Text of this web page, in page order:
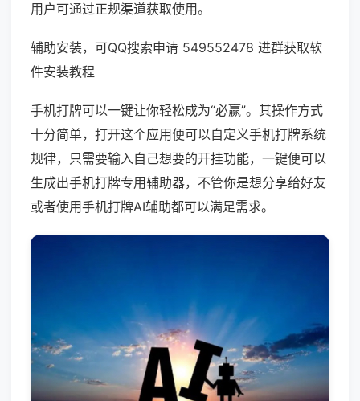
用户可通过正规渠道获取使用。
辅助安装，可QQ搜索申请 549552478 进群获取软
件安装教程
手机打牌可以一键让你轻松成为“必赢”。其操作方式
十分简单，打开这个应用便可以自定义手机打牌系统
规律，只需要输入自己想要的开挂功能，一键便可以
生成出手机打牌专用辅助器，不管你是想分享给好友
或者使用手机打牌AI辅助都可以满足需求。